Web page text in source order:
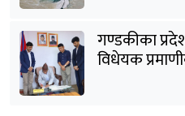
गण्डकीका
विधेयक